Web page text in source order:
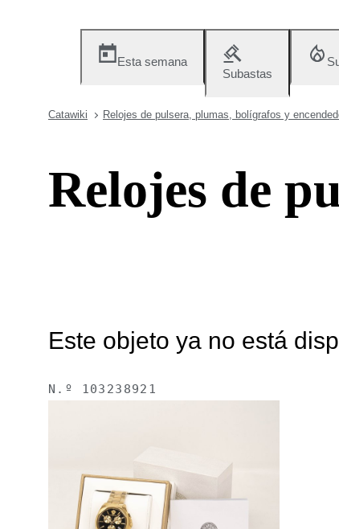
Esta semana
Subastas
Catawiki Relojes de pulsera, plumas, bolígrafos y
Relojes de
Este objeto ya no está
N.º 103238921